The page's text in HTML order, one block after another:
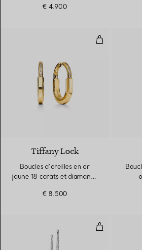
€ 4.900
Boucles
Tiffany Lock
Boucles d’oreilles en or
jaune 18 carats et diamants.
€ 8.500
Boucles